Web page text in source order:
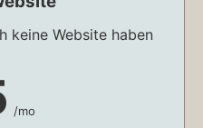
keine Website haben
/mo